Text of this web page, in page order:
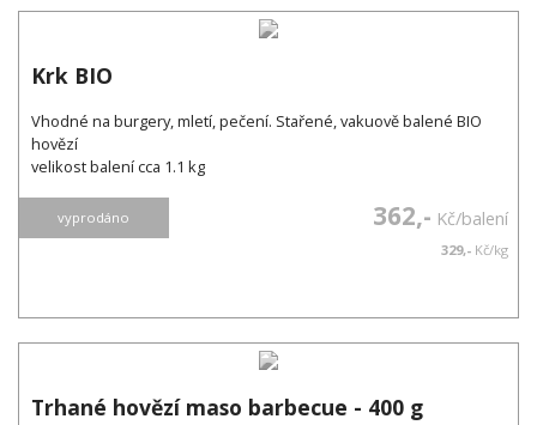
Krk BIO
Vhodné na burgery, mletí, pečení. Stařené, vakuově balené BIO
hovězí
velikost balení cca 1.1 kg
vyprodáno 362,- Kč/balení
329,- Kč/kg
Trhané hovězí maso barbecue - 400 g